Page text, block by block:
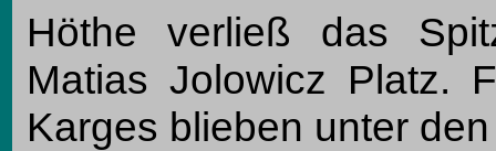
Höthe verließ das
Matias Jolowicz Platz.
Karges blieben unter